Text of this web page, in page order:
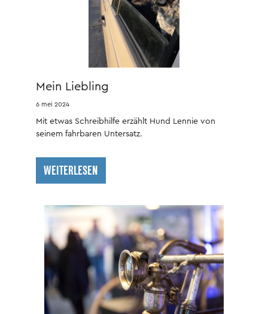
Mein Liebling
6 mei 2024
Mit etwas Schreibhilfe erzählt Hund Lennie von
seinem fahrbaren Untersatz.
WEITERLESEN